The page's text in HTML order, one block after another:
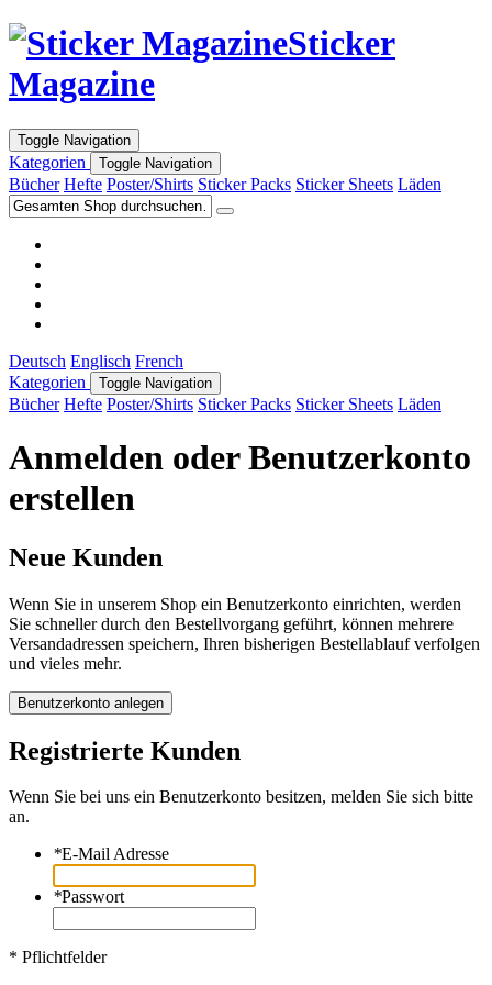
Sticker
Magazine
Toggle Navigation
Kategorien Toggle Navigation
Bücher Hefte Poster/Shirts Sticker Packs Sticker Sheets Läden
Deutsch Englisch French
Kategorien
Toggle Navigation
Bücher Hefte Poster/Shirts Sticker Packs Sticker Sheets Läden
Anmelden oder Benutzerkonto
erstellen
Neue Kunden
Wenn Sie in unserem Shop ein Benutzerkonto einrichten, werden
Sie schneller durch den Bestellvorgang geführt, können mehrere
Versandadressen speichern, Ihren bisherigen Bestellablauf verfolgen
und vieles mehr.
Benutzerkonto anlegen
Registrierte Kunden
Wenn Sie bei uns ein Benutzerkonto besitzen, melden Sie sich bitte
an.
*E-Mail Adresse
*Passwort
* Pflichtfelder